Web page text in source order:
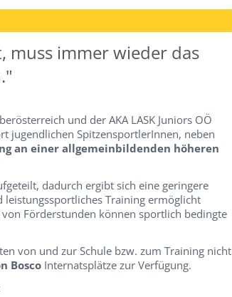
muss immer wieder das
und der AKA LASK Juniors OÖ
jugendlichen SpitzensportlerInnen, neben
an einer allgemeinbildenden höheren
dadurch ergibt sich eine geringere
leistungssportliches Training ermöglicht
Förderstunden können sportlich bedingte
von und zur Schule bzw. zum Training nicht
Bosco Internatsplätze zur Verfügung.